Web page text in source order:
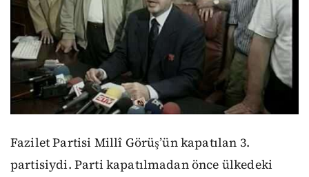
Fazilet Partisi Millî Görüş’ün kapatılan 3.
partisiydi. Parti kapatılmadan önce ülkedeki